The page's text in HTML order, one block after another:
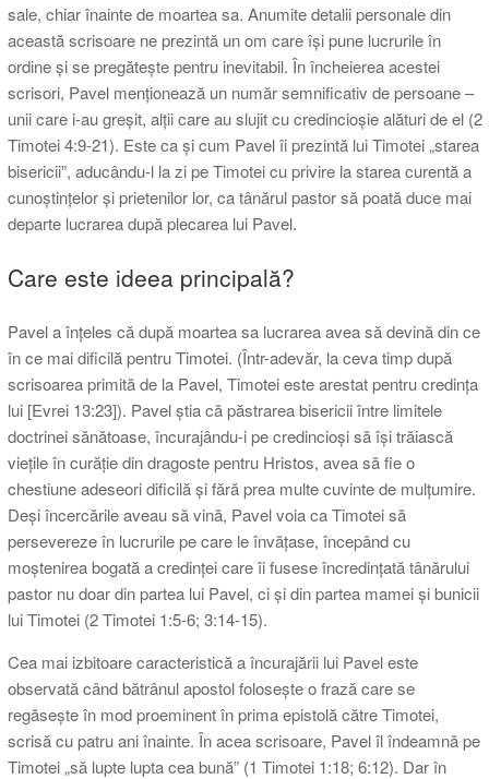
sale, chiar înainte de moartea sa. Anumite detalii personale din
această scrisoare ne prezintă un om care își pune lucrurile în
ordine și se pregătește pentru inevitabil. În încheierea acestei
scrisori, Pavel menționează un număr semnificativ de persoane –
unii care i-au greșit, alții care au slujit cu credincioșie alături de el (2
Timotei 4:9-21). Este ca și cum Pavel îi prezintă lui Timotei „starea
bisericii”, aducându-l la zi pe Timotei cu privire la starea curentă a
cunoștințelor și prietenilor lor, ca tânărul pastor să poată duce mai
departe lucrarea după plecarea lui Pavel.
Care este ideea principală?
Pavel a înțeles că după moartea sa lucrarea avea să devină din ce
în ce mai dificilă pentru Timotei. (Într-adevăr, la ceva timp după
scrisoarea primită de la Pavel, Timotei este arestat pentru credința
lui [Evrei 13:23]). Pavel știa că păstrarea bisericii între limitele
doctrinei sănătoase, încurajându-i pe credincioși să își trăiască
viețile în curăție din dragoste pentru Hristos, avea să fie o
chestiune adeseori dificilă și fără prea multe cuvinte de mulțumire.
Deși încercările aveau să vină, Pavel voia ca Timotei să
persevereze în lucrurile pe care le învățase, începând cu
moștenirea bogată a credinței care îi fusese încredințată tânărului
pastor nu doar din partea lui Pavel, ci și din partea mamei și bunicii
lui Timotei (2 Timotei 1:5-6; 3:14-15).
Cea mai izbitoare caracteristică a încurajării lui Pavel este
observată când bătrânul apostol folosește o frază care se
regăsește în mod proeminent în prima epistolă către Timotei,
scrisă cu patru ani înainte. În acea scrisoare, Pavel îl îndeamnă pe
Timotei „să lupte lupta cea bună” (1 Timotei 1:18; 6:12). Dar în